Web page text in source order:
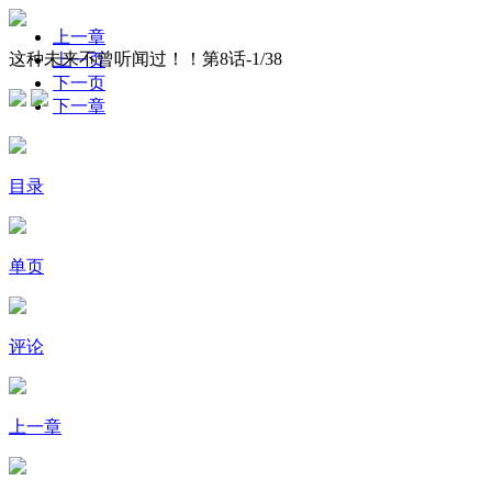
这种未来不曾听闻过！！第8话-1/38
上一章
上一页
下一页
下一章
目录
单页
评论
上一章